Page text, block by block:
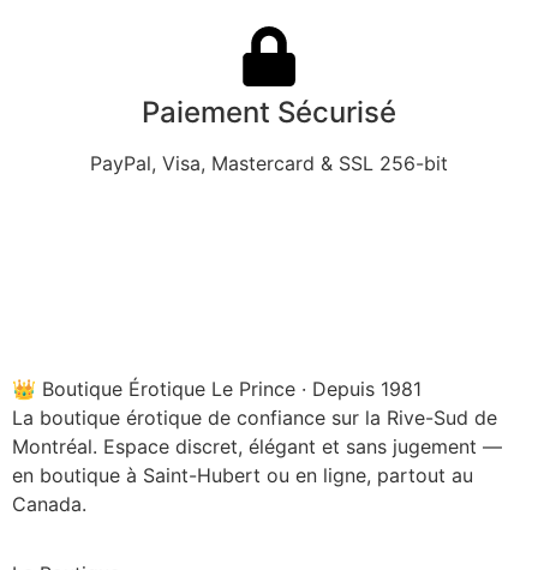
Paiement Sécurisé
PayPal, Visa, Mastercard & SSL 256-bit
👑 Boutique Érotique Le Prince · Depuis 1981
La boutique érotique de confiance sur la Rive-Sud de
Montréal. Espace discret, élégant et sans jugement —
en boutique à Saint-Hubert ou en ligne, partout au
Canada.